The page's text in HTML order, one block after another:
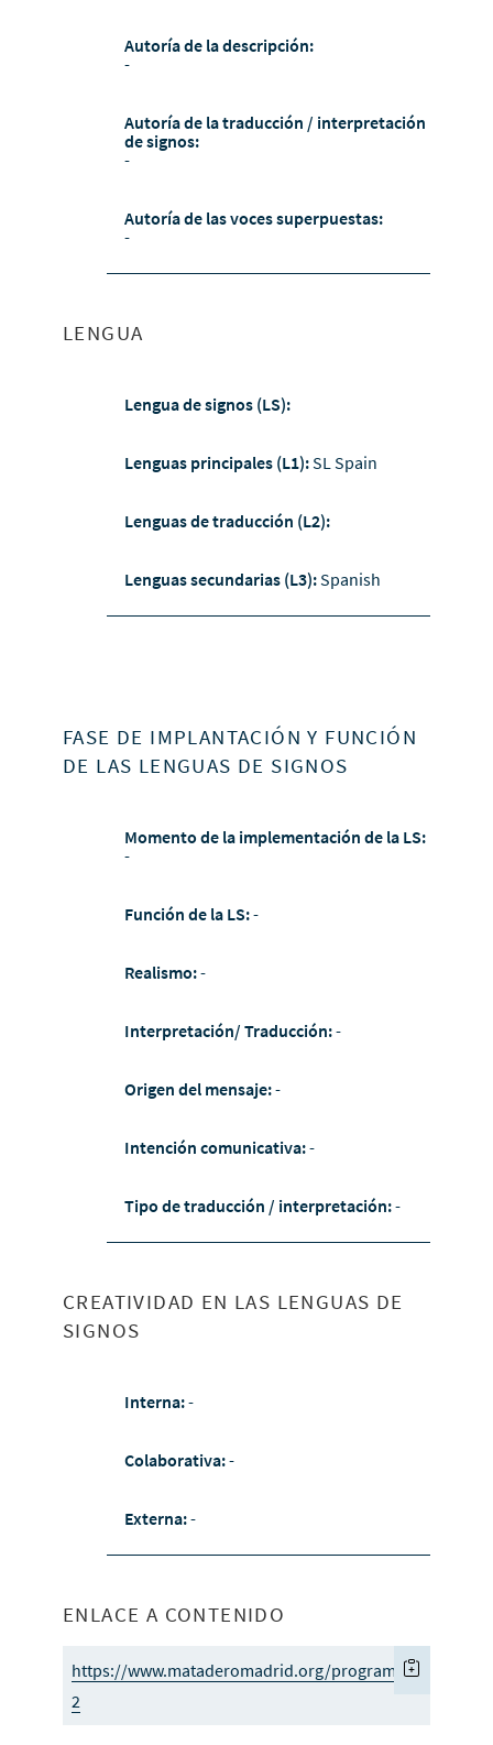
Autoría de la descripción:
-
Autoría de la traducción / interpretación
de signos:
-
Autoría de las voces superpuestas:
-
LENGUA
Lengua de signos (LS):
Lenguas principales (L1):SL Spain
Lenguas de traducción (L2):
Lenguas secundarias (L3):Spanish
FASE DE IMPLANTACIÓN Y FUNCIÓN
DE LAS LENGUAS DE SIGNOS
Momento de la implementación de la LS:
-
Función de la LS:-
Realismo:-
Interpretación/ Traducción:-
Origen del mensaje:-
Intención comunicativa:-
Tipo de traducción / interpretación:-
CREATIVIDAD EN LAS LENGUAS DE
SIGNOS
Interna:-
Colaborativa:-
Externa:-
ENLACE A CONTENIDO
https://www.mataderomadrid.org/programacion/
2